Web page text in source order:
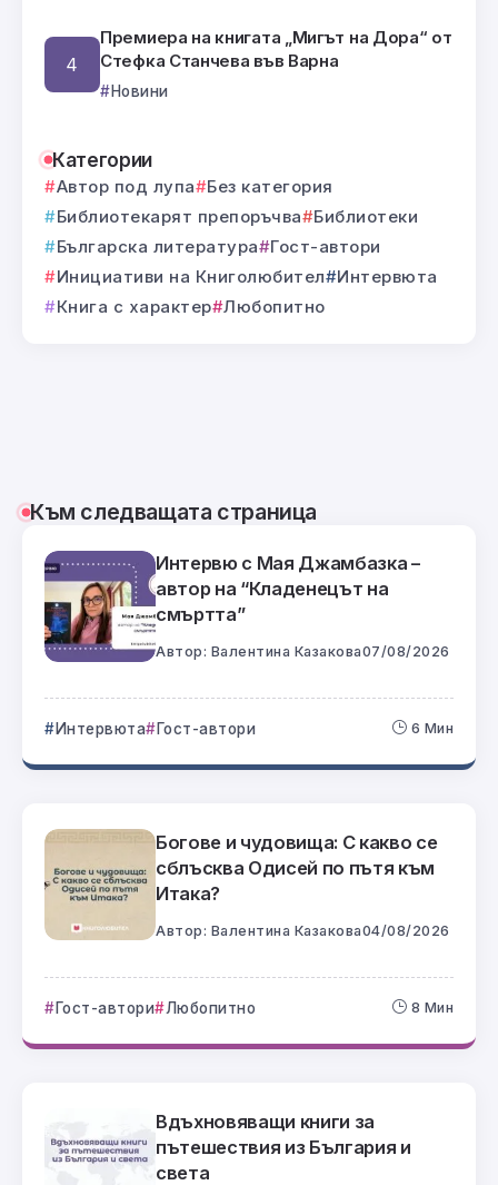
Премиера на книгата „Мигът на Дора“ от
Стефка Станчева във Варна
Новини
Категории
Автор под лупа
Без категория
Библиотекарят препоръчва
Библиотеки
Българска литература
Гост-автори
Инициативи на Книголюбител
Интервюта
Книга с характер Любопитно
Към следващата страница
Интервю с Мая Джамбазка –
автор на “Кладенецът на
смъртта”
Автор: Валентина Казакова07/08/2026
Интервюта Гост-автори 6 Мин
Богове и чудовища: С какво се
сблъсква Одисей по пътя към
Итака?
Автор: Валентина Казакова04/08/2026
Гост-автори Любопитно 8 Мин
Вдъхновяващи книги за
пътешествия из България и
света